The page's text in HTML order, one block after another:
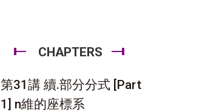
CHAPTERS
第31講 續.部分分式 [Part
1] n維的座標系